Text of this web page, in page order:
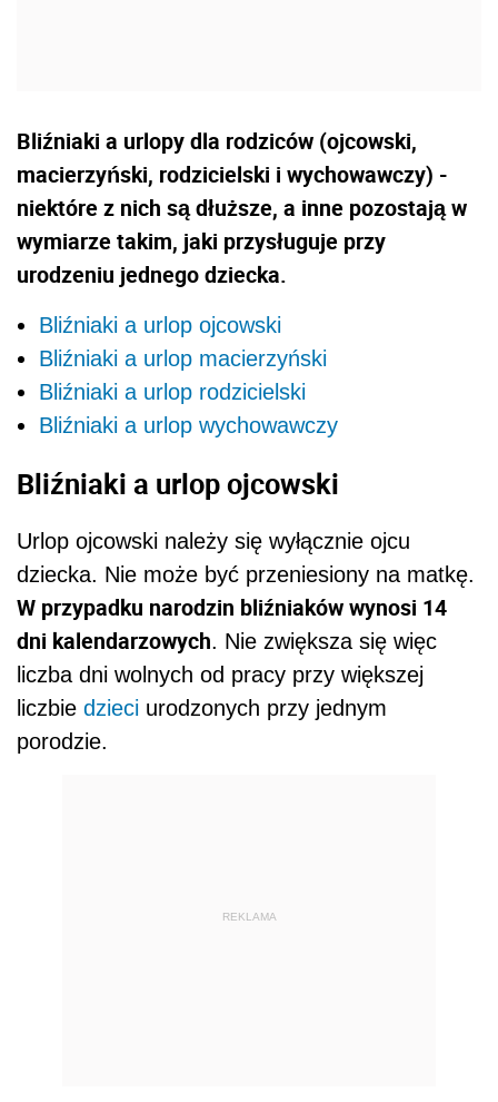
Bliźniaki a urlopy dla rodziców (ojcowski,
macierzyński, rodzicielski i wychowawczy) -
niektóre z nich są dłuższe, a inne pozostają w
wymiarze takim, jaki przysługuje przy
urodzeniu jednego dziecka.
Bliźniaki a urlop ojcowski
Bliźniaki a urlop macierzyński
Bliźniaki a urlop rodzicielski
Bliźniaki a urlop wychowawczy
Bliźniaki a urlop ojcowski
Urlop ojcowski należy się wyłącznie ojcu
dziecka. Nie może być przeniesiony na matkę.
W przypadku narodzin bliźniaków wynosi 14
dni kalendarzowych. Nie zwiększa się więc
liczba dni wolnych od pracy przy większej
liczbie dzieci urodzonych przy jednym
porodzie.
REKLAMA